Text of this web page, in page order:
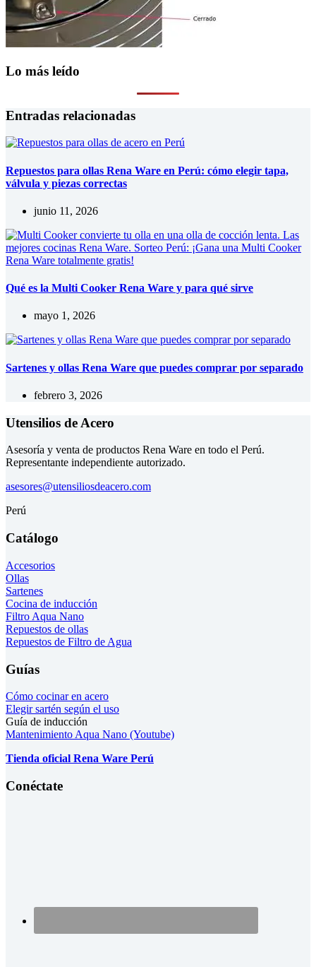
Lo más leído
Entradas relacionadas
Repuestos para ollas Rena Ware en Perú: cómo elegir tapa,
válvula y piezas correctas
junio 11, 2026
Qué es la Multi Cooker Rena Ware y para qué sirve
mayo 1, 2026
Sartenes y ollas Rena Ware que puedes comprar por separado
febrero 3, 2026
Utensilios de Acero
Asesoría y venta de productos Rena Ware en todo el Perú.
Representante independiente autorizado.
asesores@utensiliosdeacero.com
Perú
Catálogo
Accesorios
Ollas
Sartenes
Cocina de inducción
Filtro Aqua Nano
Repuestos de ollas
Repuestos de Filtro de Agua
Guías
Cómo cocinar en acero
Elegir sartén según el uso
Guía de inducción
Mantenimiento Aqua Nano (Youtube)
Tienda oficial Rena Ware Perú
Conéctate